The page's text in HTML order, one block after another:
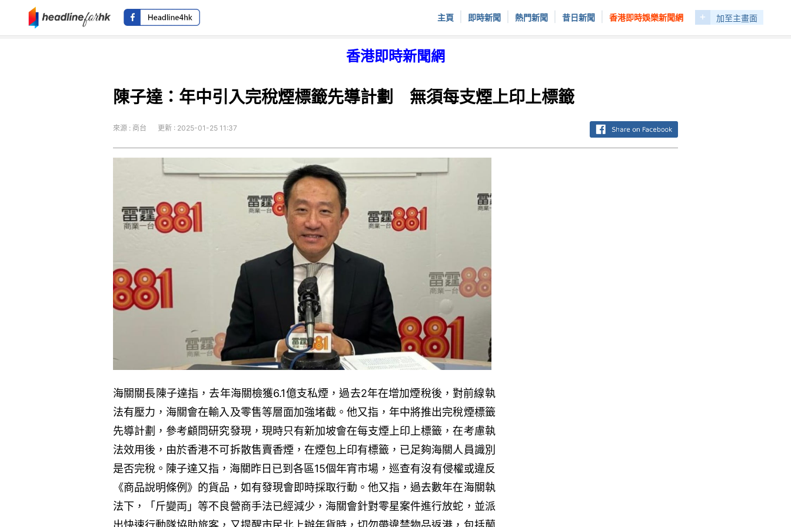
主頁 即時新聞 熱門新聞 昔日新聞 香港即時娛樂新聞網 + 加至主畫面
香港即時新聞網
陳子達：年中引入完稅煙標籤先導計劃 無須每支煙上印上標籤
來源 : 商台 更新 : 2025-01-25 11:37
海關關長陳子達指，去年海關檢獲6.1億支私煙，過去2年在增加煙稅後，對前線執
法有壓力，海關會在輸入及零售等層面加強堵截。他又指，年中將推出完稅煙標籤
先導計劃，參考顧問研究發現，現時只有新加坡會在每支煙上印上標籤，在考慮執
法效用後，由於香港不可拆散售賣香煙，在煙包上印有標籤，已足夠海關人員識別
是否完稅。陳子達又指，海關昨日已到各區15個年宵市場，巡查有沒有侵權或違反
《商品說明條例》的貨品，如有發現會即時採取行動。他又指，過去數年在海關執
法下，「斤變両」等不良營商手法已經減少，海關會針對零星案件進行放蛇，並派